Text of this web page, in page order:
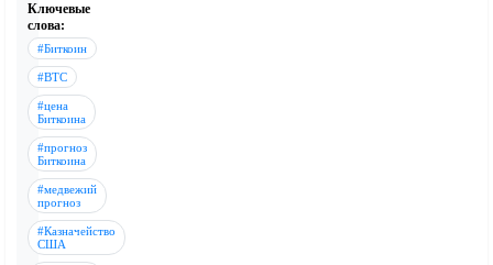
Ключевые
слова:
#Биткоин
#BTC
#цена
Биткоина
#прогноз
Биткоина
#медвежий
прогноз
#Казначейство
США